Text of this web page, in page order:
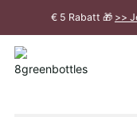
€ 5 Rabatt 🎁 >>
Meldung